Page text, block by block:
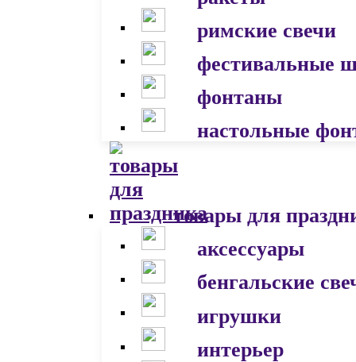
римские свечи
фестивальные
фонтаны
настольные
товары для
аксессуары
бенгальские
игрушки
интерьер